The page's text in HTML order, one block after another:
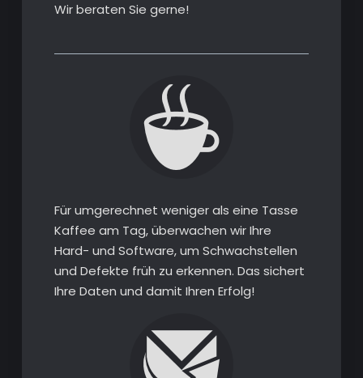
Wir beraten Sie gerne!
Für umgerechnet weniger als eine Tasse
Kaffee am Tag, überwachen wir Ihre
Hard- und Software, um Schwachstellen
und Defekte früh zu erkennen. Das sichert
Ihre Daten und damit Ihren Erfolg!